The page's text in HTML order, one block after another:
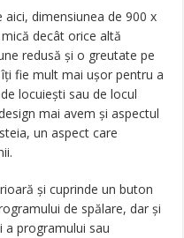
dimensiunea de 900 x
decât orice altă
redusă şi o greutate pe
fie mult mai uşor pentru a
locuieşti sau de locul
mai avem şi aspectul
un aspect care
şi cuprinde un buton
de spălare, dar şi
a programului sau